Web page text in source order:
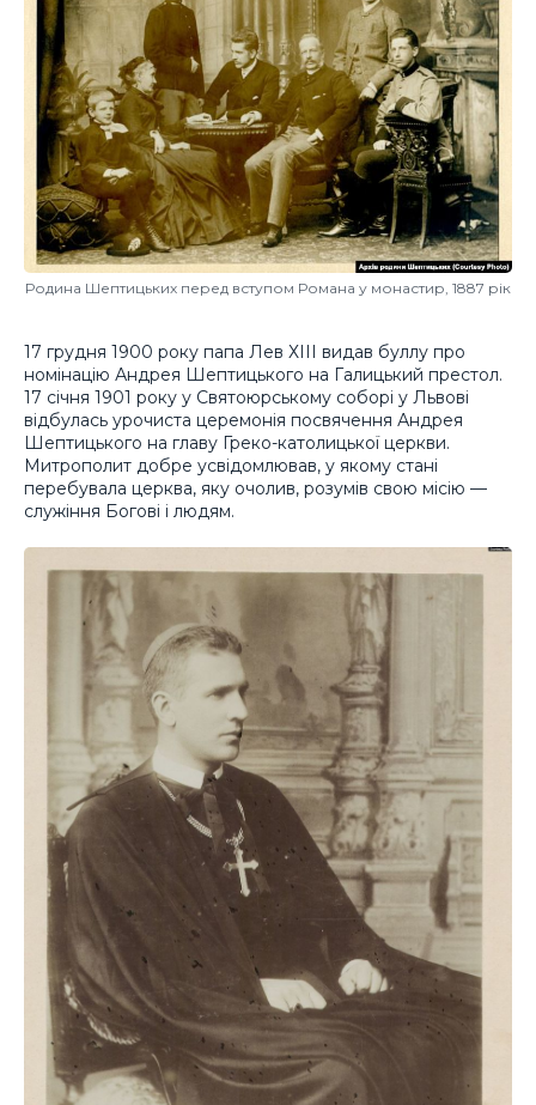
Родина Шептицьких перед вступом Романа у монастир, 1887 рік
17 грудня 1900 року папа Лев ХІІІ видав буллу про
номінацію Андрея Шептицького на Галицький престол.
17 січня 1901 року у Святоюрському соборі у Львові
відбулась урочиста церемонія посвячення Андрея
Шептицького на главу Греко-католицької церкви.
Митрополит добре усвідомлював, у якому стані
перебувала церква, яку очолив, розумів свою місію —
служіння Богові і людям.